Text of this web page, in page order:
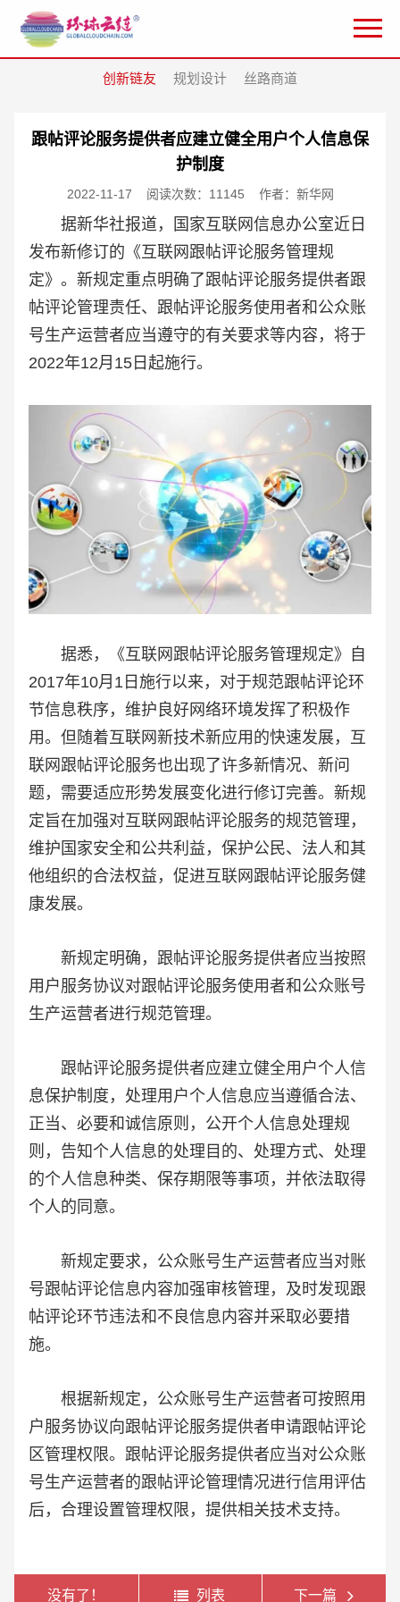
创新链友 规划设计 丝路商道
跟帖评论服务提供者应建立健全用户个人信息保
护制度
2022-11-17 阅读次数：11145 作者：新华网
据新华社报道，国家互联网信息办公室近日
发布新修订的《互联网跟帖评论服务管理规
定》。新规定重点明确了跟帖评论服务提供者跟
帖评论管理责任、跟帖评论服务使用者和公众账
号生产运营者应当遵守的有关要求等内容，将于
2022年12月15日起施行。
据悉，《互联网跟帖评论服务管理规定》自
2017年10月1日施行以来，对于规范跟帖评论环
节信息秩序，维护良好网络环境发挥了积极作
用。但随着互联网新技术新应用的快速发展，互
联网跟帖评论服务也出现了许多新情况、新问
题，需要适应形势发展变化进行修订完善。新规
定旨在加强对互联网跟帖评论服务的规范管理，
维护国家安全和公共利益，保护公民、法人和其
他组织的合法权益，促进互联网跟帖评论服务健
康发展。
新规定明确，跟帖评论服务提供者应当按照
用户服务协议对跟帖评论服务使用者和公众账号
生产运营者进行规范管理。
跟帖评论服务提供者应建立健全用户个人信
息保护制度，处理用户个人信息应当遵循合法、
正当、必要和诚信原则，公开个人信息处理规
则，告知个人信息的处理目的、处理方式、处理
的个人信息种类、保存期限等事项，并依法取得
个人的同意。
新规定要求，公众账号生产运营者应当对账
号跟帖评论信息内容加强审核管理，及时发现跟
帖评论环节违法和不良信息内容并采取必要措
施。
根据新规定，公众账号生产运营者可按照用
户服务协议向跟帖评论服务提供者申请跟帖评论
区管理权限。跟帖评论服务提供者应当对公众账
号生产运营者的跟帖评论管理情况进行信用评估
后，合理设置管理权限，提供相关技术支持。
没有了！ 列表 下一篇